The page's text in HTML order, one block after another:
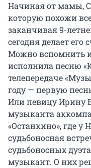
Начиная от мамы,
которую похожи
заканчивая 9-
сегодня делает
Можно вспомнить
исполнила песню
телепередаче
году — первую
Или певицу Ирину
музыканта
«Останкино», где у
судьбоносная
судьбоносных
музыкант. О них